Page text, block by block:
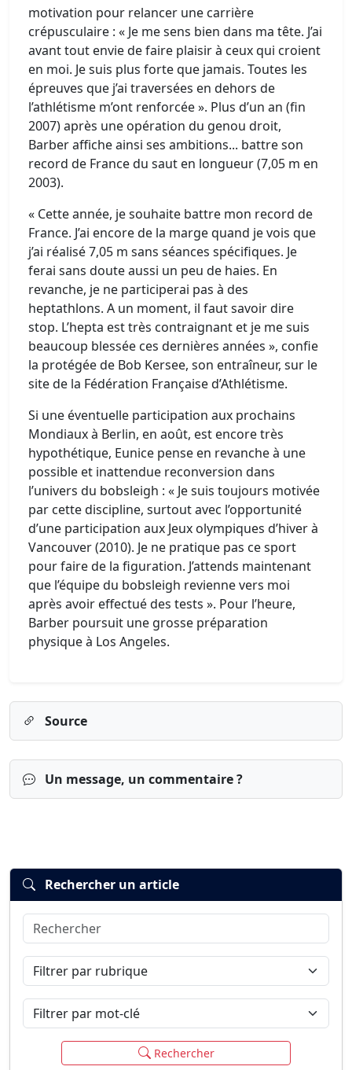
motivation pour relancer une carrière
crépusculaire : « Je me sens bien dans ma tête. J’ai
avant tout envie de faire plaisir à ceux qui croient
en moi. Je suis plus forte que jamais. Toutes les
épreuves que j’ai traversées en dehors de
l’athlétisme m’ont renforcée ». Plus d’un an (fin
2007) après une opération du genou droit,
Barber affiche ainsi ses ambitions... battre son
record de France du saut en longueur (7,05 m en
2003).
« Cette année, je souhaite battre mon record de
France. J’ai encore de la marge quand je vois que
j’ai réalisé 7,05 m sans séances spécifiques. Je
ferai sans doute aussi un peu de haies. En
revanche, je ne participerai pas à des
heptathlons. A un moment, il faut savoir dire
stop. L’hepta est très contraignant et je me suis
beaucoup blessée ces dernières années », confie
la protégée de Bob Kersee, son entraîneur, sur le
site de la Fédération Française d’Athlétisme.
Si une éventuelle participation aux prochains
Mondiaux à Berlin, en août, est encore très
hypothétique, Eunice pense en revanche à une
possible et inattendue reconversion dans
l’univers du bobsleigh : « Je suis toujours motivée
par cette discipline, surtout avec l’opportunité
d’une participation aux Jeux olympiques d’hiver à
Vancouver (2010). Je ne pratique pas ce sport
pour faire de la figuration. J’attends maintenant
que l’équipe du bobsleigh revienne vers moi
après avoir effectué des tests ». Pour l’heure,
Barber poursuit une grosse préparation
physique à Los Angeles.
Source
Un message, un commentaire ?
Connexion
Rechercher un article
Rechercher
Filtrer par rubrique
Filtrer par mot-clé
Rechercher